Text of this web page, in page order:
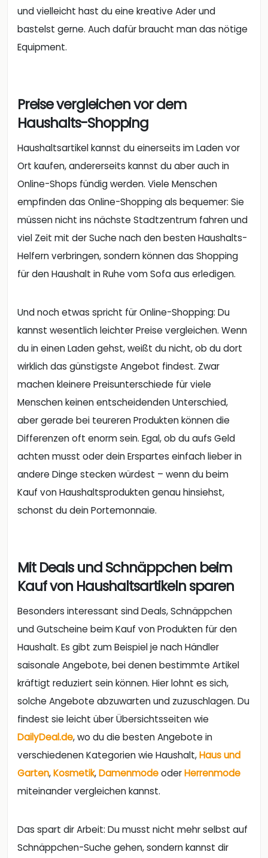
und vielleicht hast du eine kreative Ader und
bastelst gerne. Auch dafür braucht man das nötige
Equipment.
Preise vergleichen vor dem
Haushalts-Shopping
Haushaltsartikel kannst du einerseits im Laden vor
Ort kaufen, andererseits kannst du aber auch in
Online-Shops fündig werden. Viele Menschen
empfinden das Online-Shopping als bequemer: Sie
müssen nicht ins nächste Stadtzentrum fahren und
viel Zeit mit der Suche nach den besten Haushalts-
Helfern verbringen, sondern können das Shopping
für den Haushalt in Ruhe vom Sofa aus erledigen.
Und noch etwas spricht für Online-Shopping: Du
kannst wesentlich leichter Preise vergleichen. Wenn
du in einen Laden gehst, weißt du nicht, ob du dort
wirklich das günstigste Angebot findest. Zwar
machen kleinere Preisunterschiede für viele
Menschen keinen entscheidenden Unterschied,
aber gerade bei teureren Produkten können die
Differenzen oft enorm sein. Egal, ob du aufs Geld
achten musst oder dein Erspartes einfach lieber in
andere Dinge stecken würdest – wenn du beim
Kauf von Haushaltsprodukten genau hinsiehst,
schonst du dein Portemonnaie.
Mit Deals und Schnäppchen beim
Kauf von Haushaltsartikeln sparen
Besonders interessant sind Deals, Schnäppchen
und Gutscheine beim Kauf von Produkten für den
Haushalt. Es gibt zum Beispiel je nach Händler
saisonale Angebote, bei denen bestimmte Artikel
kräftigt reduziert sein können. Hier lohnt es sich,
solche Angebote abzuwarten und zuzuschlagen. Du
findest sie leicht über Übersichtsseiten wie
DailyDeal.de, wo du die besten Angebote in
verschiedenen Kategorien wie Haushalt,Haus und
Garten,Kosmetik,DamenmodeoderHerrenmode
miteinander vergleichen kannst.
Das spart dir Arbeit: Du musst nicht mehr selbst auf
Schnäppchen-Suche gehen, sondern kannst dir